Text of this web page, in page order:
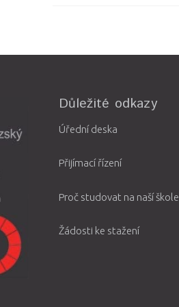
Důležité odkazy
Úřední deska
Přijímací řízení
Proč studovat na naší škole
Žádosti ke stažení